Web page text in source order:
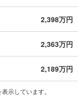
2,398万円
2,363万円
2,189万円
示しています。